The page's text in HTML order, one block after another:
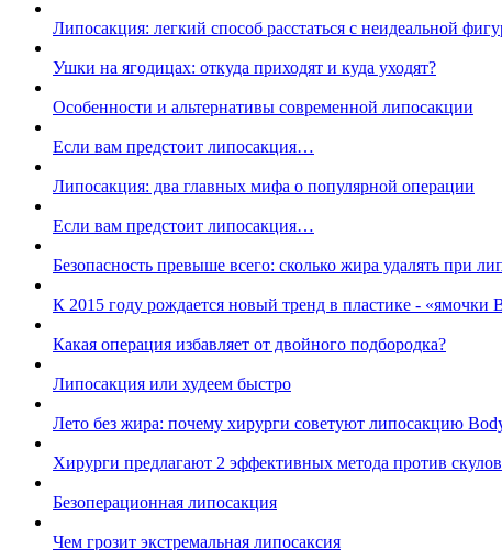
Липосакция: легкий способ расстаться с неидеальной
Ушки на ягодицах: откуда приходят и куда уходят?
Особенности и альтернативы современной липосакции
Если вам предстоит липосакция…
Липосакция: два главных мифа о популярной операции
Если вам предстоит липосакция…
Безопасность превыше всего: сколько жира удалять при
К 2015 году рождается новый тренд в пластике - «ямочки
Какая операция избавляет от двойного подбородка?
Липосакция или худеем быстро
Лето без жира: почему хирурги советуют липосакцию
Хирурги предлагают 2 эффективных метода против
Безоперационная липосакция
Чем грозит экстремальная липосаксия